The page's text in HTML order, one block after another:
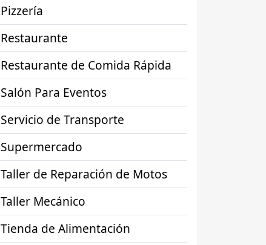
Pizzería
Restaurante
Restaurante de Comida Rápida
Salón Para Eventos
Servicio de Transporte
Supermercado
Taller de Reparación de Motos
Taller Mecánico
Tienda de Alimentación